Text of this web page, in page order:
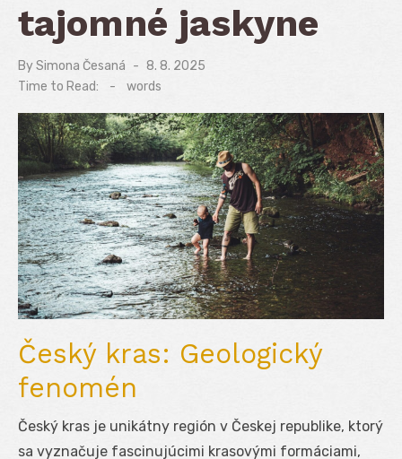
tajomné jaskyne
BySimona Česaná
Posted
on
8. 8. 2025
Time to Read:
- words
Český kras: Geologický
fenomén
Český kras je unikátny región v Českej republike, ktorý
sa vyznačuje fascinujúcimi krasovými formáciami,